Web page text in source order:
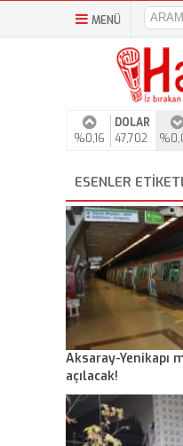
MENÜ
%0,16
DOLAR
47,702
ESENLER
Aksaray-Yenikapı
açılacak!